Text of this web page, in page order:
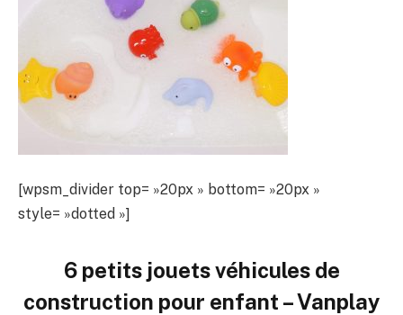
[wpsm_divider top= »20px » bottom= »20px »
style= »dotted »]
6 petits jouets véhicules de
construction pour enfant – Vanplay